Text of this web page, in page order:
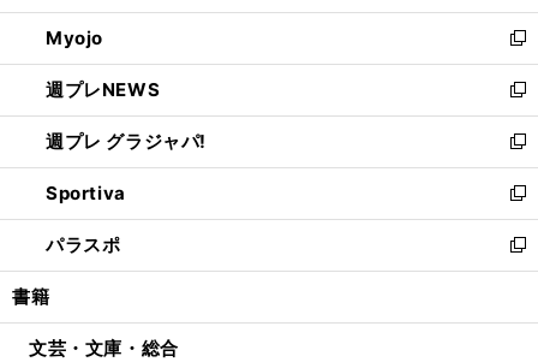
開
く
ウ
で
開
く
ン
ド
ウ
で
開
く
ウ
ィ
ン
ド
ウ
で
開
く
Myojo
新
し
い
ウ
ィ
ン
ド
ウ
で
開
週プレNEWS
新
し
い
ウ
ィ
ン
ド
ウ
開
週プレ グラジャパ!
新
し
い
ウ
ィ
ン
ウ
Sportiva
新
し
い
ウ
ン
パラスポ
新
し
ウ
書籍
文芸・文庫・総合